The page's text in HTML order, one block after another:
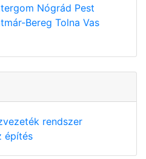
Nógrád Pest
Bereg Tolna Vas
rendszer
építés